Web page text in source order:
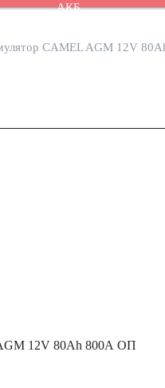
АКБ
CAMEL AGM 12V